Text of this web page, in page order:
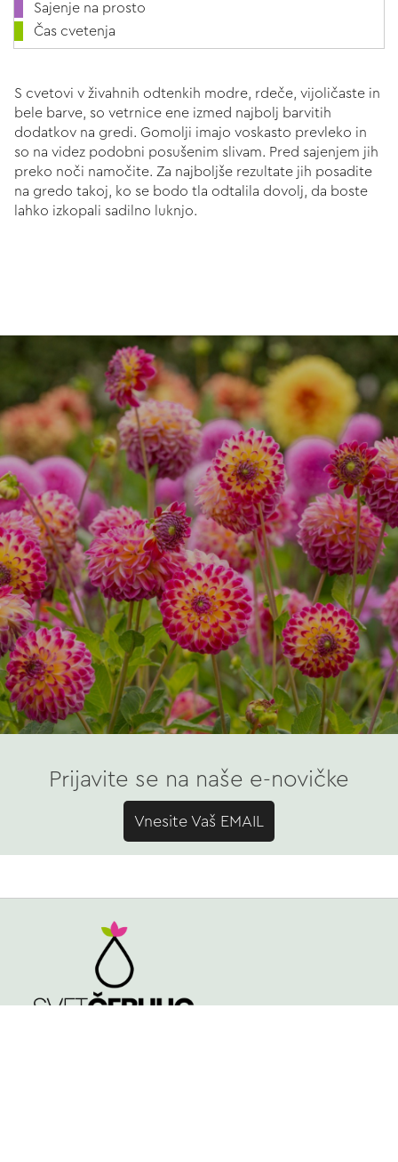
Sajenje na prosto
Čas cvetenja
S cvetovi v živahnih odtenkih modre, rdeče, vijoličaste in
bele barve, so vetrnice ene izmed najbolj barvitih
dodatkov na gredi. Gomolji imajo voskasto prevleko in
so na videz podobni posušenim slivam. Pred sajenjem jih
preko noči namočite. Za najboljše rezultate jih posadite
na gredo takoj, ko se bodo tla odtalila dovolj, da boste
lahko izkopali sadilno luknjo.
Prijavite se na naše e-novičke
Vnesite Vaš EMAIL